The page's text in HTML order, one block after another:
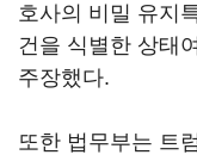
호사의 비밀 유지
건을 식별한 상태
주장했다.
또한 법무부는 트